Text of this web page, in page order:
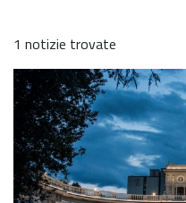
1 notizie trovate